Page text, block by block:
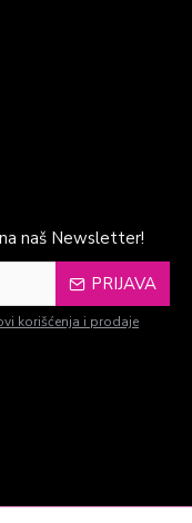
naš Newsletter!
PRIJAVA
korišćenja i prodaje